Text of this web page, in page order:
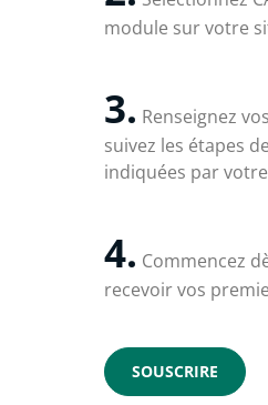
module sur votre
3. Renseignez
suivez les étapes
indiquées par
4. Commencez
recevoir vos
SOUSCRIRE